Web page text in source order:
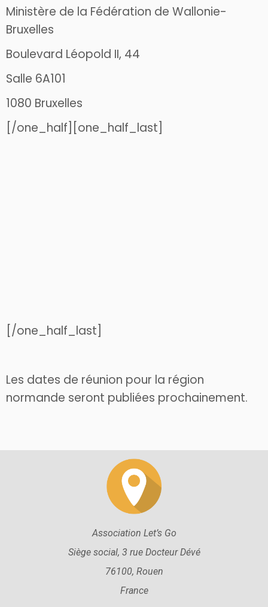
Ministère de la Fédération de Wallonie-
Bruxelles
Boulevard Léopold II, 44
Salle 6A101
1080 Bruxelles
[/one_half][one_half_last]
[/one_half_last]
Les dates de réunion pour la région
normande seront publiées prochainement.
Association Let’s Go
Siège social, 3 rue Docteur Dévé
76100, Rouen
France